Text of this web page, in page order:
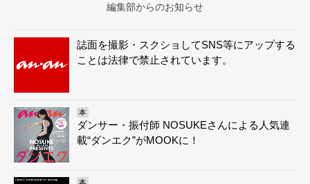
編集部からのお知らせ
誌面を撮影・スクショしてSNS等にアップする
ことは法律で禁止されています。
本
ダンサー・振付師 NOSUKEさんによる人気連
載“ダンエク”がMOOKに！
本